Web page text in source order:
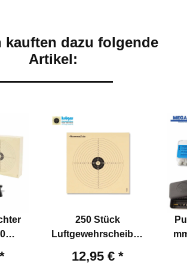
kauften dazu folgende
Artikel:
*
250 Stück
Luftgewehrscheiben
12,95 € *